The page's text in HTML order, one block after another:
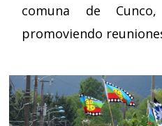
comuna de
promoviendo